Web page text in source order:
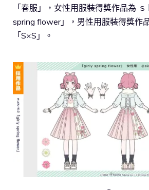
「春服」，女性用服裝得獎作品為
spring flower」，男性用服裝得獎作
「S×S」。